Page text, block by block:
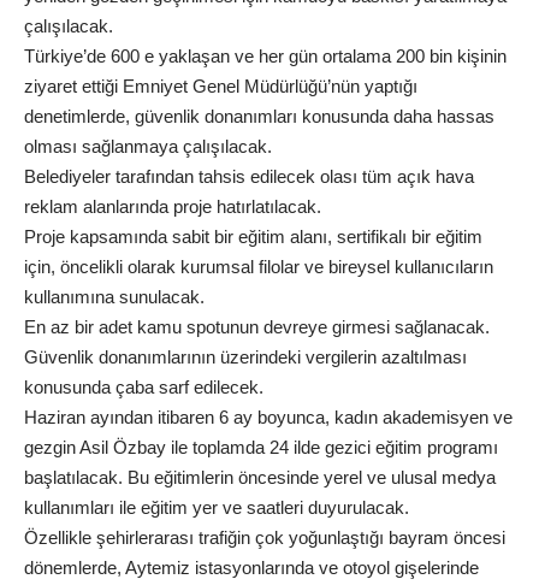
çalışılacak.
Türkiye’de 600 e yaklaşan ve her gün ortalama 200 bin kişinin
ziyaret ettiği Emniyet Genel Müdürlüğü’nün yaptığı
denetimlerde, güvenlik donanımları konusunda daha hassas
olması sağlanmaya çalışılacak.
Belediyeler tarafından tahsis edilecek olası tüm açık hava
reklam alanlarında proje hatırlatılacak.
Proje kapsamında sabit bir eğitim alanı, sertifikalı bir eğitim
için, öncelikli olarak kurumsal filolar ve bireysel kullanıcıların
kullanımına sunulacak.
En az bir adet kamu spotunun devreye girmesi sağlanacak.
Güvenlik donanımlarının üzerindeki vergilerin azaltılması
konusunda çaba sarf edilecek.
Haziran ayından itibaren 6 ay boyunca, kadın akademisyen ve
gezgin Asil Özbay ile toplamda 24 ilde gezici eğitim programı
başlatılacak. Bu eğitimlerin öncesinde yerel ve ulusal medya
kullanımları ile eğitim yer ve saatleri duyurulacak.
Özellikle şehirlerarası trafiğin çok yoğunlaştığı bayram öncesi
dönemlerde, Aytemiz istasyonlarında ve otoyol gişelerinde